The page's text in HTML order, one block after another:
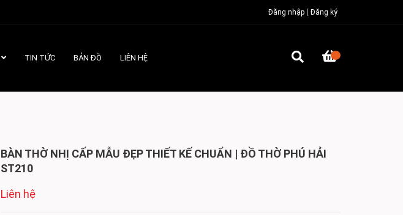
Đăng nhập Đăng ký
TIN TỨC BẢN ĐỒ LIÊN HỆ
BÀN THỜ NHỊ CẤP MẪU ĐẸP THIẾT KẾ CHUẨN | ĐỒ THỜ PHÚ HẢI
ST210
Liên hệ